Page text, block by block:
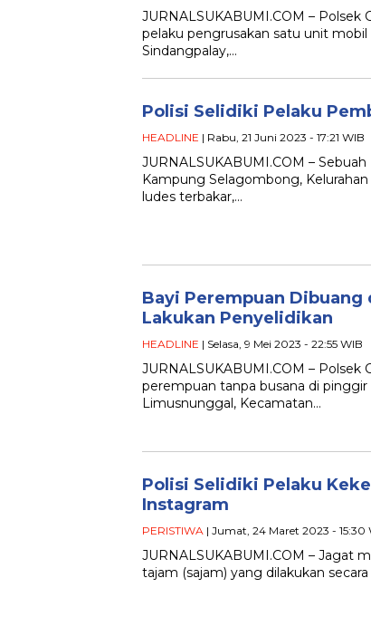
JURNALSUKABUMI.COM –
pelaku pengrusakan satu unit
Sindangpalay,…
Polisi Selidiki Pelaku
HEADLINE | Rabu, 21 Juni 2023 - 17:21 WIB
JURNALSUKABUMI.COM –
Kampung Selagombong,
ludes terbakar,…
Bayi Perempuan Dibuang
Lakukan Penyelidikan
HEADLINE | Selasa, 9 Mei 2023 - 22:55 WIB
JURNALSUKABUMI.COM –
perempuan tanpa busana di pinggir
Limusnunggal, Kecamatan…
Polisi Selidiki Pelaku
Instagram
PERISTIWA | Jumat, 24 Maret 2023 - 15:30
JURNALSUKABUMI.COM – Jagat
tajam (sajam) yang dilakukan